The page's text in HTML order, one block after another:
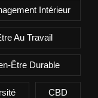
Intérieur
Au Travail
Être Durable
CBD